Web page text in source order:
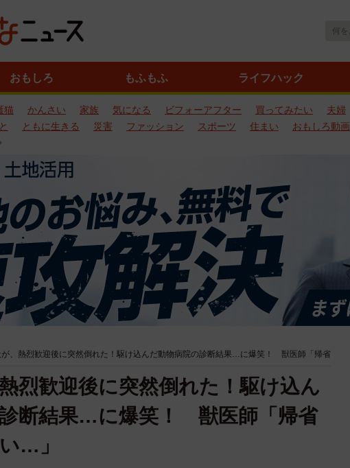
おもしろ もふもふ ライフハック
猫 かんさい 家族 気になる ビフォーアフター 買ってみたい 夫婦
ともに生きる 災害 ファッション スポーツ 住まい おもしろ動画
が、熱烈歓迎後に突然倒れた！駆け込んだ動物病院の診断結果…に爆笑！ 獣医師「帰省
烈歓迎後に突然倒れた！駆け込ん
断結果…に爆笑！ 獣医師「帰省
…」